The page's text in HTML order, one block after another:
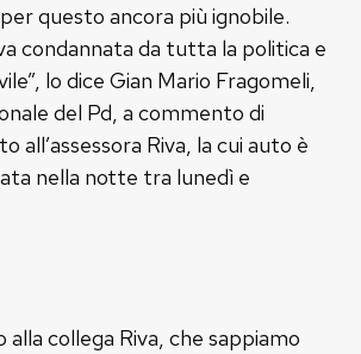
questo ancora più ignobile.
condannata da tutta la politica e
lo dice Gian Mario Fragomeli,
del Pd, a commento di
all’assessora Riva, la cui auto è
nella notte tra lunedì e
alla collega Riva, che sappiamo